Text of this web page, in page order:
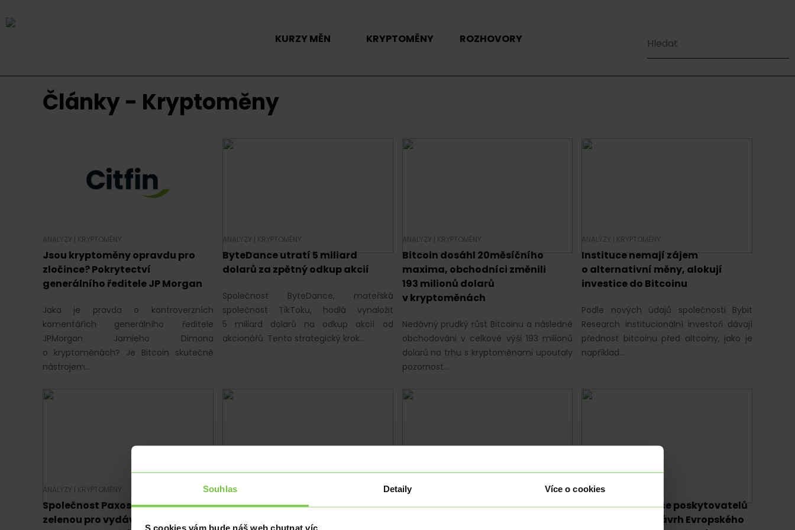
Souhlas Detaily Více o cookies
S cookies vám bude náš web chutnat víc
KURZY MĚN KRYPTOMĚNY ROZHOVORY
Články - Kryptoměny
ANALÝZY KRYPTOMĚNY
Jsou kryptoměny opravdu pro
zločince? Pokrytectví
generálního ředitele JP Morgan
Jaka je pravda o kontroverzních
komentářích generálního ředitele
JPMorgan Jamieho Dimona
o kryptoměnách? Je Bitcoin skutečně
nástrojem…
ANALÝZY KRYPTOMĚNY
ByteDance utratí 5 miliard
dolarů za zpětný odkup akcií
Společnost ByteDance, mateřská
společnost TikToku, hodlá vynaložit
5 miliard dolarů na odkup akcií od
akcionářů. Tento strategický krok…
ANALÝZY KRYPTOMĚNY
Bitcoin dosáhl 20měsíčního
maxima, obchodníci změnili
193 milionů dolarů
v kryptoměnách
Nedávný prudký růst Bitcoinu a následné
obchodováni v celkové výši 193 milionů
dolarů na trhu s kryptoměnami upoutaly
pozornost…
ANALÝZY KRYPTOMĚNY
Instituce nemají zájem
o alternativní měny, alokují
investice do Bitcoinu
Podle nových údajů společnosti Bybit
Research institucionální investoři dávají
přednost bitcoinu před altcoiny, jako je
například…
ANALÝZY KRYPTOMĚNY
Společnost Paxos dostala
zelenou pro vydávání
ANALÝZY
Další kroky bývalého generálního
ANALÝZY
Projekt CBDC: Centrální banky
ANALÝZY
Zlepšení regulace poskytovatelů
krypto služeb: Návrh Evropského